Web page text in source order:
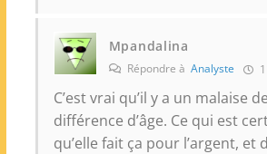
Mpandalina
Répondre à Analyste
C’est vrai qu’il y a un malaise
différence d’âge. Ce qui est
qu’elle fait ça pour l’argent, et